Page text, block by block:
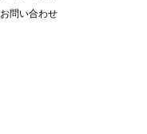
お問い合わせ